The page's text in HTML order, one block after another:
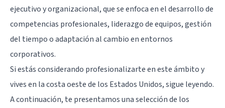
ejecutivo y organizacional, que se enfoca en el desarrollo de
competencias profesionales, liderazgo de equipos, gestión
del tiempo o adaptación al cambio en entornos
corporativos.
Si estás considerando profesionalizarte en este ámbito y
vives en la costa oeste de los Estados Unidos, sigue leyendo.
A continuación, te presentamos una selección de los